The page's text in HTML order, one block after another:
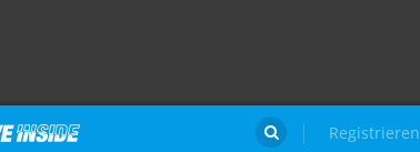
Registrieren
